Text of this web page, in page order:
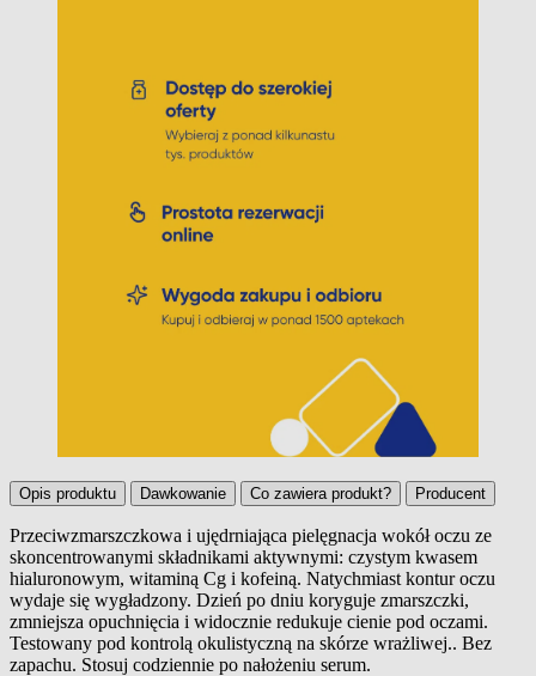
Opis produktu Dawkowanie Co zawiera produkt? Producent
Opis produktu
Przeciwzmarszczkowa i ujędrniająca pielęgnacja wokół oczu ze
skoncentrowanymi składnikami aktywnymi: czystym kwasem
hialuronowym, witaminą Cg i kofeiną. Natychmiast kontur oczu
wydaje się wygładzony. Dzień po dniu koryguje zmarszczki,
zmniejsza opuchnięcia i widocznie redukuje cienie pod oczami.
Testowany pod kontrolą okulistyczną na skórze wrażliwej.. Bez
zapachu. Stosuj codziennie po nałożeniu serum.